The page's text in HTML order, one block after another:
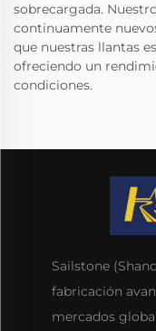
sobrecargada.
continuamente
que nuestras llantas
ofreciendo un
condiciones.
Sailstone
fabricación
mercados